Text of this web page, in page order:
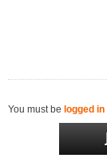
You must be logged in